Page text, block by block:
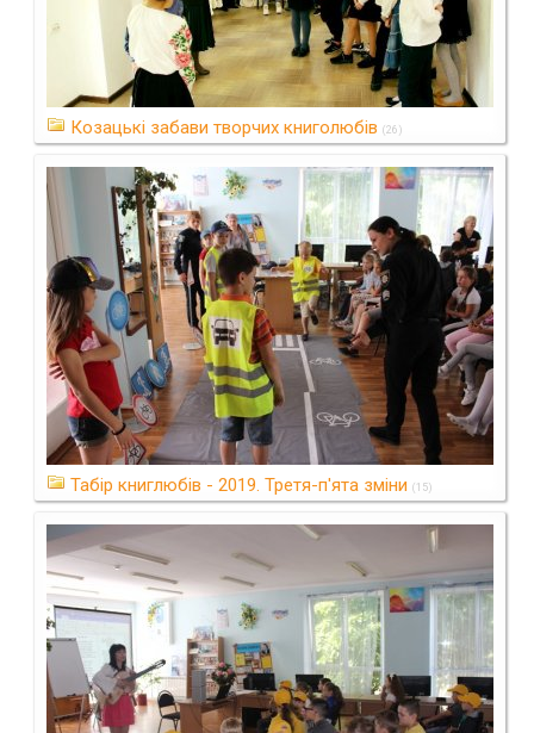
Козацькі забави творчих книголюбів (26)
Табір книглюбів - 2019. Третя-п'ята зміни (15)